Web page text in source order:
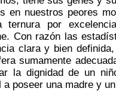
en nuestros peores
ternura por
Con razón las
clara y bien
sumamente
la dignidad de un
a poseer una madre y